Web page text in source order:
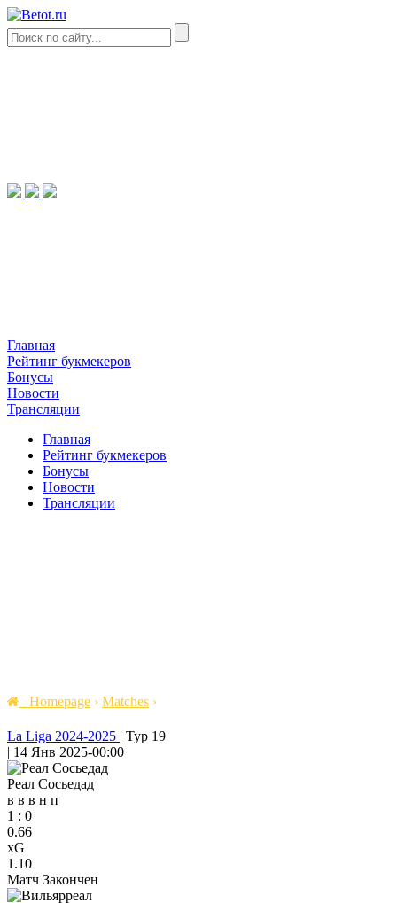
Главная
Рейтинг букмекеров
Бонусы
Новости
Трансляции
Главная
Рейтинг букмекеров
Бонусы
Новости
Трансляции
Homepage › Matches ›
La Liga 2024-2025 | Тур 19
| 14 Янв 2025-00:00
Реал Сосьедад
в в в н п
1 : 0
0.66
xG
1.10
Матч Закончен